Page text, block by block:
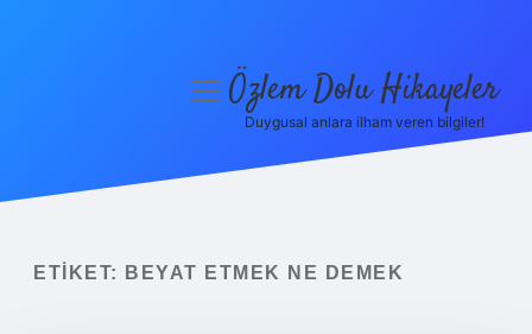
Yasal Uyarı
menüyüÖzlem Dolu Hikayeler
Duygusal anlara ilham veren bilgiler!
ETIKET: BEYAT ETMEK NE DEMEK